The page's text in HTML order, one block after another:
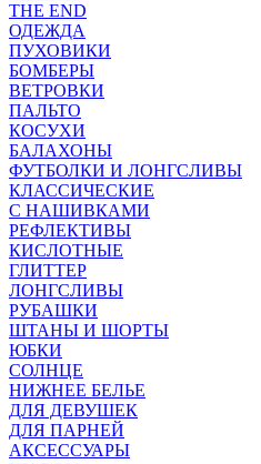
THE END
ОДЕЖДА
ПУХОВИКИ
БОМБЕРЫ
ВЕТРОВКИ
ПАЛЬТО
КОСУХИ
БАЛАХОНЫ
ФУТБОЛКИ И ЛОНГСЛИВЫ
КЛАССИЧЕСКИЕ
С НАШИВКАМИ
РЕФЛЕКТИВЫ
КИСЛОТНЫЕ
ГЛИТТЕР
ЛОНГСЛИВЫ
РУБАШКИ
ШТАНЫ И ШОРТЫ
ЮБКИ
СОЛНЦЕ
НИЖНЕЕ БЕЛЬЕ
ДЛЯ ДЕВУШЕК
ДЛЯ ПАРНЕЙ
АКСЕССУАРЫ